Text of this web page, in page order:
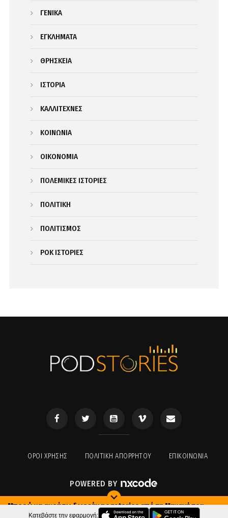
ΓΕΝΙΚΑ
ΕΓΚΛΗΜΑΤΑ
ΘΡΗΣΚΕΙΑ
ΙΣΤΟΡΙΑ
ΚΑΛΛΙΤΕΧΝΕΣ
ΚΟΙΝΩΝΙΑ
ΟΙΚΟΝΟΜΙΑ
ΠΟΛΕΜΙΚΕΣ ΙΣΤΟΡΙΕΣ
ΠΟΛΙΤΙΚΗ
ΠΟΛΙΤΙΣΜΟΣ
ΡΟΚ ΙΣΤΟΡΙΕΣ
Μπορώ να ακούσω δωρεάν podstories από τη Μηχανή του
Χρόνου;
ΟΡΟΙ ΧΡΉΣΗΣ ΠΟΛΙΤΙΚΉ ΑΠΟΡΡΉΤΟΥ ΕΠΙΚΟΙΝΩΝΊΑ
POWERED BY
Κατεβάστε την εφαρμογή: